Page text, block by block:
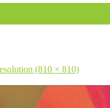
(810 × 810)